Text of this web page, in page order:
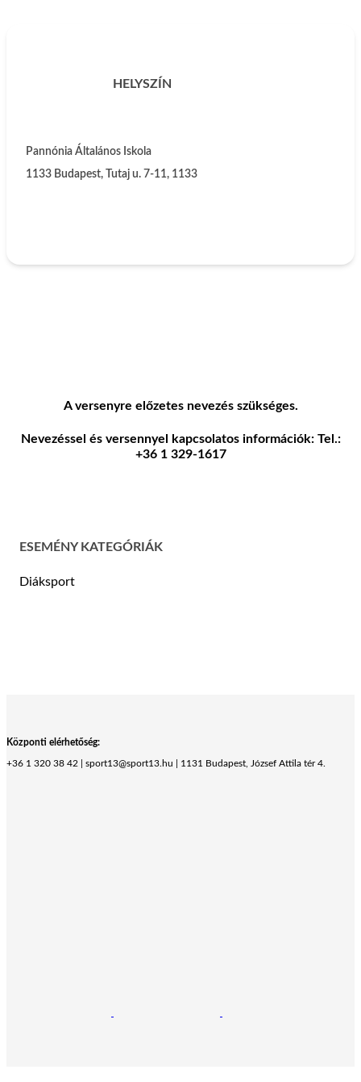
HELYSZÍN
Pannónia Általános Iskola
1133 Budapest, Tutaj u. 7-11, 1133
A versenyre előzetes nevezés szükséges.
Nevezéssel és versennyel kapcsolatos információk: Tel.:
+36 1 329-1617
ESEMÉNY KATEGÓRIÁK
Diáksport
Központi elérhetőség:
+36 1 320 38 42 | sport13@sport13.hu | 1131 Budapest, József Attila tér 4.